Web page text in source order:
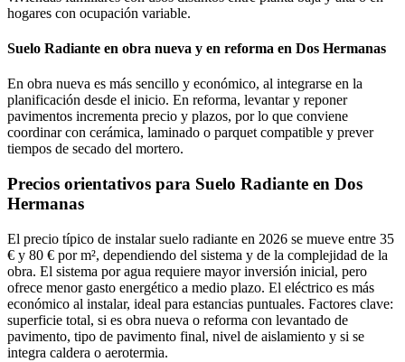
hogares con ocupación variable.
Suelo Radiante en obra nueva y en reforma en Dos Hermanas
En obra nueva es más sencillo y económico, al integrarse en la
planificación desde el inicio. En reforma, levantar y reponer
pavimentos incrementa precio y plazos, por lo que conviene
coordinar con cerámica, laminado o parquet compatible y prever
tiempos de secado del mortero.
Precios orientativos para Suelo Radiante en Dos
Hermanas
El precio típico de instalar suelo radiante en 2026 se mueve entre 35
€ y 80 € por m², dependiendo del sistema y de la complejidad de la
obra. El sistema por agua requiere mayor inversión inicial, pero
ofrece menor gasto energético a medio plazo. El eléctrico es más
económico al instalar, ideal para estancias puntuales. Factores clave:
superficie total, si es obra nueva o reforma con levantado de
pavimento, tipo de pavimento final, nivel de aislamiento y si se
integra caldera o aerotermia.